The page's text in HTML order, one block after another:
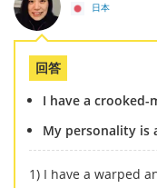
日本
回答
I have a crooked-
My personality is
1) I have a warped